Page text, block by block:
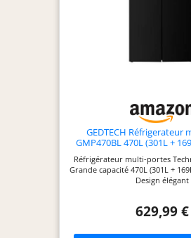
2050
595
mm,
GEDTECH Réfrigerateur
GMP470BL 470L (301L +
Réfrigérateur multi-portes
Grande capacité 470L (301L +
Design élégant
629,99 €